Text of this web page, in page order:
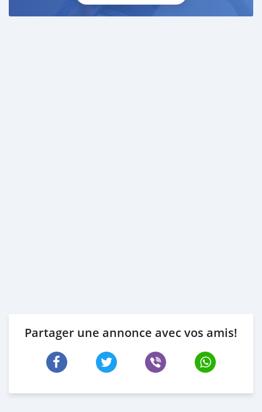
Partager une annonce avec vos amis!